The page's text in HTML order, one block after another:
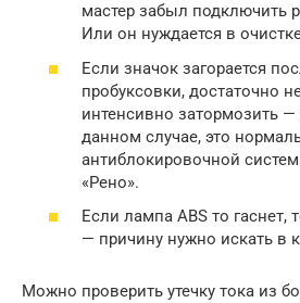
мастер забыл подключить
Или он нуждается в
Если значок загорается
пробуксовки, достаточно
интенсивно затормозить —
данном случае, это
антиблокировочной
«Рено».
Если лампа ABS то гаснет,
— причину нужно искать в
Можно проверить утечку тока из